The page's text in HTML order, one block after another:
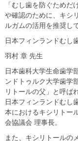
「むし歯を防ぐため
や確認のために、キシ
ルガムの活用を推奨し
日本フィンランドむし
羽村 章 先生
日本歯科大学生命歯学
ンドトゥルク大学歯学
リトールの父」と呼ば
日本フィンランドむし
本におけるキシリトー
会協議会 理事長。
また、キシリトールの